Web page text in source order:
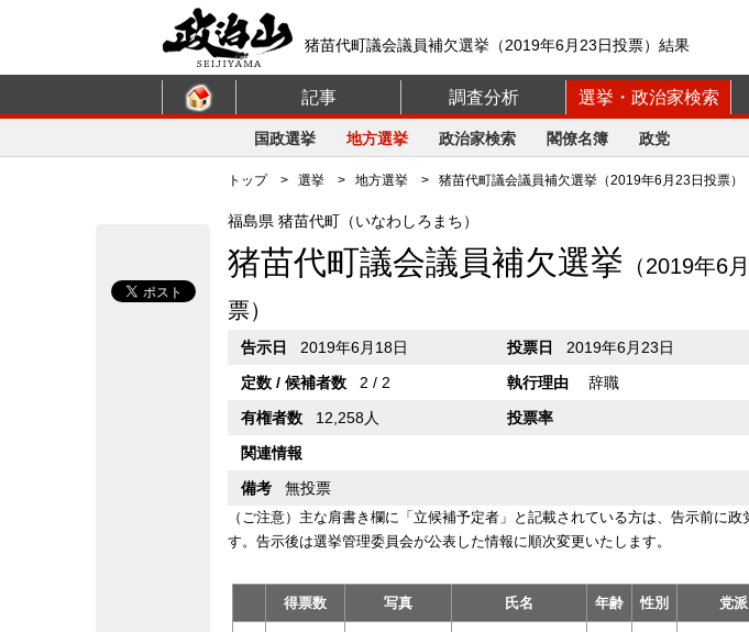
猪苗代町議会議員補欠選挙（2019年6月23日投票）結果
記事 調査分析 選挙・政治家検索
国政選挙 地方選挙 政治家検索 閣僚名簿 政党
トップ> 選挙 > 地方選挙 > 猪苗代町議会議員補欠選挙（2019年6月23日投票）
福島県 猪苗代町（いなわしろまち）
猪苗代町議会議員補欠選挙 （2019年6
票）
告示日 2019年6月18日 投票日
2019年6月23日
定数 / 候補者数
2 / 2 執行理由
辞職
有権者数
12,258人 投票率
関連情報
備考
無投票
（ご注意）主な肩書き欄に「立候補予定者」と記載されている方は、告示前に
す。告示後は選挙管理委員会が公表した情報に順次変更いたします。
得票数
写真 氏名 年齢 性別 党派